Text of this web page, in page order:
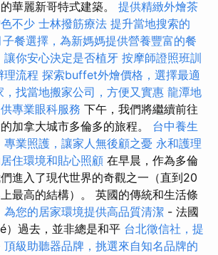
華麗新哥特式建築。 提供精緻外燴茶
不少 士林撥筋療法 提升當地搜索的
子餐選擇，為新媽媽提供營養豐富的餐
讓你安心決定是否植牙 按摩師證照班訓
理流程 探索buffet外燴價格，選擇最適
，找當地搬家公司，方便又實惠 龍潭地
專業眼科服務 下午，我們將繼續前往
加拿大城市多倫多的旅程。 台中養生
專業照護，讓家人無後顧之憂 永和護理
住環境和貼心照顧 在早晨，作為多倫
進入了現代世界的奇觀之一（直到20
最高的結構）。 英國的傳統和生活條
為您的居家環境提供高品質清潔 - 法國
）過去，並非總是和平 台北徵信社，提
頂級助聽器品牌，挑選來自知名品牌的